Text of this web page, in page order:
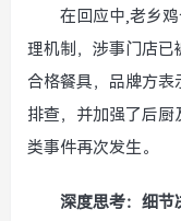
在回应中,老乡
理机制，涉事门店已
合格餐具，品牌方
排查，并加强了后
类事件再次发生。
深度思考：细节